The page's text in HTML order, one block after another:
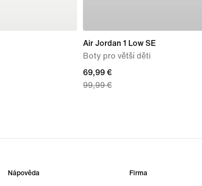
Air Jordan 1 Low SE
Boty pro větší děti
current
price
99,99 €
69,99 €
99,99 €
Nápověda Firma